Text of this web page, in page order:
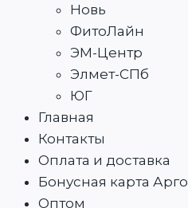
Новь
ФитоЛайн
ЭМ-Центр
Элмет-СПб
ЮГ
Главная
Контакты
Оплата и доставка
Бонусная карта Арго
Оптом